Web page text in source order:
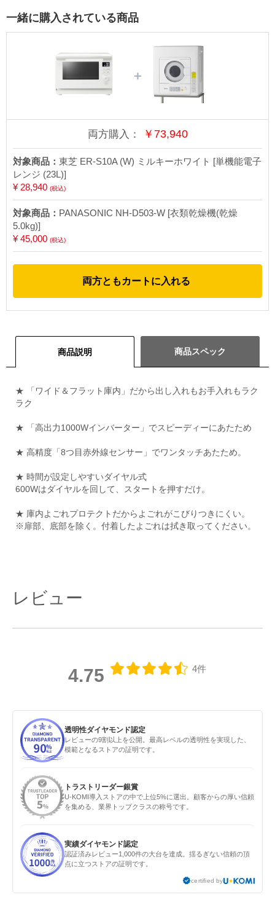
一緒に購入されている商品
＋
両方購入： ￥ 73,940
対象商品： 東芝 ER-S10A (W) ミルキーホワイト [単機能電子
レンジ (23L)]
¥ 28,940 (税込)
対象商品： PANASONIC NH-D503-W [衣類乾燥機(乾燥
5.0kg)]
¥ 45,000 (税込)
両方ともカートに入れる
商品説明 商品スペック
★ 「ワイド＆フラット庫内」だから出し入れもお手入れもラク
ラク
★ 「高出力1000Wインバーター」でスピーディーにあたため
★ 高精度「8つ目赤外線センサー」でワンタッチあたため。
★ 時間が設定しやすいダイヤル式
600Wはダイヤルを回して、スタートを押すだけ。
★ 庫内よごれプロテクトだからよごれがこびりつきにくい。
※扉部、底部を除く。付着したよごれは拭き取ってください。
レビュー
4.75 4件
透明性ダイヤモンド認定
レビューの9割以上を公開。最高レベルの透明性を実現した、
模範となるストアの証明です。
トラストリーダー銀賞
U-KOMI導入ストアの中で上位5%に選出。顧客からの厚い信頼
を集める、業界トップクラスの称号です。
実績ダイヤモンド認定
認証済みレビュー1,000件の大台を達成。揺るぎない信頼の頂
点に立つストアの証明です。
certified by